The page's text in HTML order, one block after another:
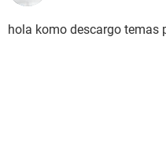
hola komo descargo temas